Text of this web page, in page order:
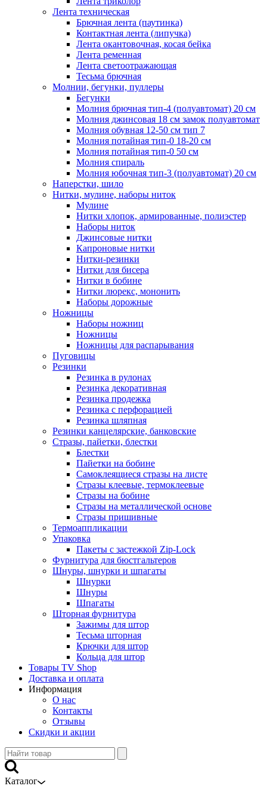
Лента техническая
Брючная лента (паутинка)
Контактная лента (липучка)
Лента окантовочная, косая бейка
Лента ременная
Лента светоотражающая
Тесьма брючная
Молнии, бегунки, пуллеры
Бегунки
Молния брючная тип-4 (полуавтомат) 20 см
Молния джинсовая 18 см замок полуавтомат
Молния обувная 12-50 см тип 7
Молния потайная тип-0 18-20 см
Молния потайная тип-0 50 см
Молния спираль
Молния юбочная тип-3 (полуавтомат) 20 см
Наперстки, шило
Нитки, мулине, наборы ниток
Мулине
Нитки хлопок, армированные, полиэстер
Наборы ниток
Джинсовые нитки
Капроновые нитки
Нитки-резинки
Нитки для бисера
Нитки в бобине
Нитки люрекс, мононить
Наборы дорожные
Ножницы
Наборы ножниц
Ножницы
Ножницы для распарывания
Пуговицы
Резинки
Резинка в рулонах
Резинка декоративная
Резинка продежка
Резинка с перфорацией
Резинка шляпная
Резинки канцелярские, банковские
Стразы, пайетки, блестки
Блестки
Пайетки на бобине
Самоклеящиеся стразы на листе
Стразы клеевые, термоклеевые
Стразы на бобине
Стразы на металлической основе
Стразы пришивные
Термоаппликации
Упаковка
Пакеты с застежкой Zip-Lock
Фурнитура для бюстгальтеров
Шнуры, шнурки и шпагаты
Шнурки
Шнуры
Шпагаты
Шторная фурнитура
Зажимы для штор
Тесьма шторная
Крючки для штор
Кольца для штор
Товары TV Shop
Доставка и оплата
Информация
О нас
Контакты
Отзывы
Скидки и акции
Каталог